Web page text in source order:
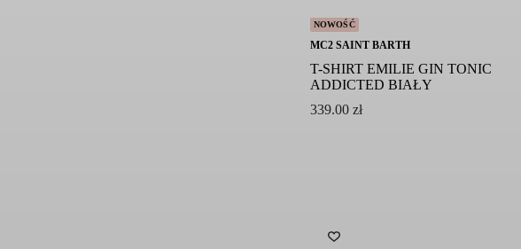
NOWOŚĆ
MC2 SAINT BARTH
T-SHIRT EMILIE GIN TONIC
ADDICTED BIAŁY
339.00 zł